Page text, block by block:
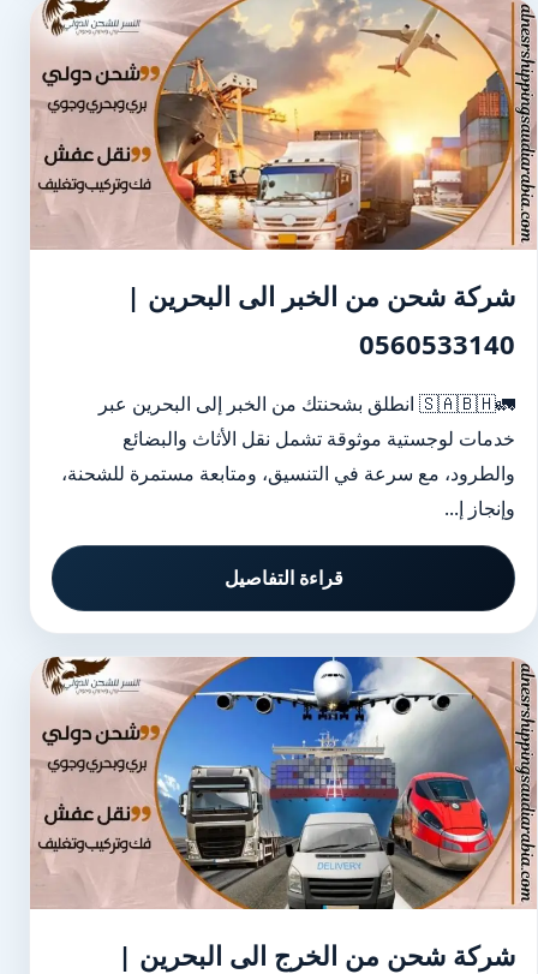
شركة شحن من الخبر الى البحرين |
0560533140
🚛🇸🇦🇧🇭 انطلق بشحنتك من الخبر إلى البحرين عبر
خدمات لوجستية موثوقة تشمل نقل الأثاث والبضائع
والطرود، مع سرعة في التنسيق، ومتابعة مستمرة للشحنة،
وإنجاز إ...
قراءة التفاصيل
شركة شحن من الخرج الى البحرين |